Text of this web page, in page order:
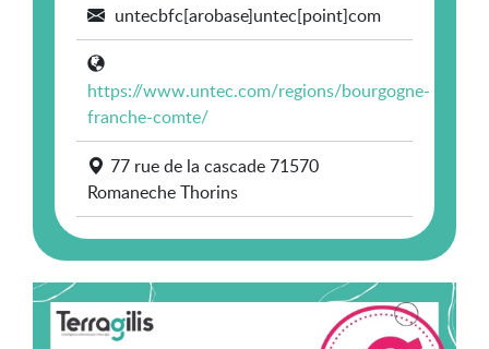
untecbfc[arobase]untec[point]com
https://www.untec.com/regions/bourgogne-
franche-comte/
77 rue de la cascade 71570
Romaneche Thorins